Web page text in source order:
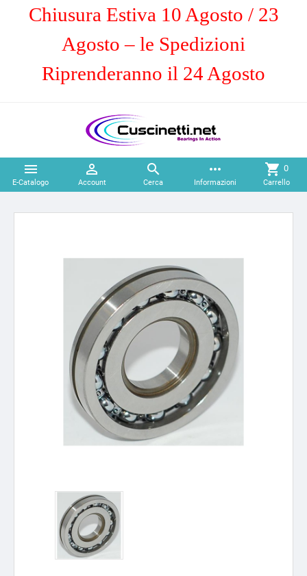
Chiusura Estiva 10 Agosto / 23
Agosto – le Spedizioni
Riprenderanno il 24 Agosto

E-Catalogo

Account

Cerca
more_horiz
Informazioni
shopping_cart 0
Carrello